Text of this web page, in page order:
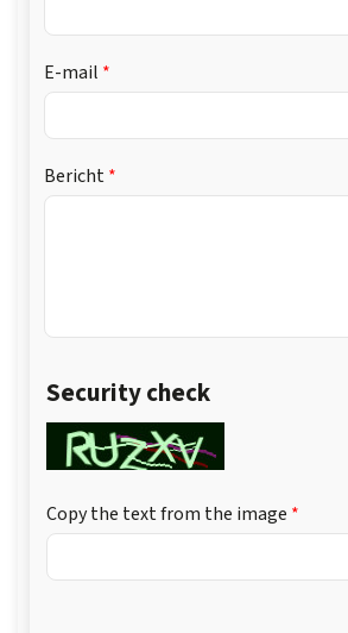
E-mail
Bericht
Security check
Copy the text from the image